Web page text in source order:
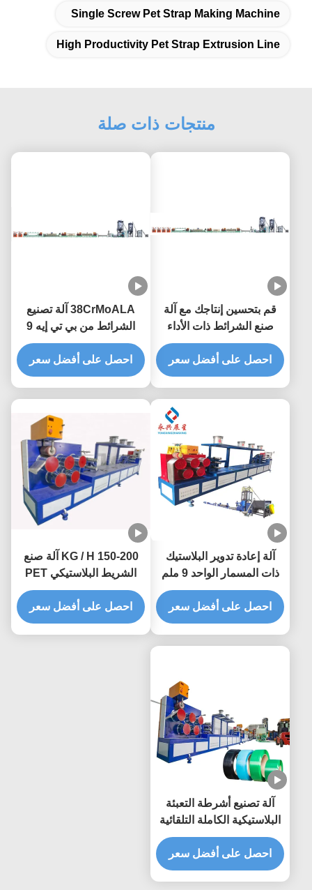
Single Screw Pet Strap Making Machine
High Productivity Pet Strap Extrusion Line
منتجات ذات صلة
قم بتحسين إنتاجك مع آلة
صنع الشرائط ذات الأداء
العالي
احصل على أفضل سعر
38CrMoALA آلة تصنيع
الشرائط من بي تي إيه 9
ملم آلة تصنيع الشرائط
احصل على أفضل سعر
آلة إعادة تدوير البلاستيك
ذات المسمار الواحد 9 ملم
خط إخراج الشريط PET
احصل على أفضل سعر
150-200 KG / H آلة صنع
الشريط البلاستيكي PET
0.4-1.5mm
احصل على أفضل سعر
آلة تصنيع أشرطة التعبئة
البلاستيكية الكاملة التلقائية
احصل على أفضل سعر